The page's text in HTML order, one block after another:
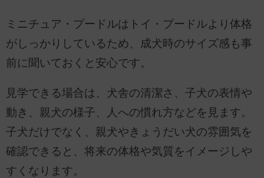
ミニチュア・プードルはトイ・プードルより体格
がしっかりしているため、成犬時のサイズ感も事
前に聞いておくと安心です。
見学できる場合は、犬舎の清潔さ、子犬の表情や
動き、親犬の様子、人への慣れ方などを見ます。
子犬だけでなく、親犬やきょうだい犬の雰囲気を
確認できると、将来の体格や気質をイメージしや
すくなります。